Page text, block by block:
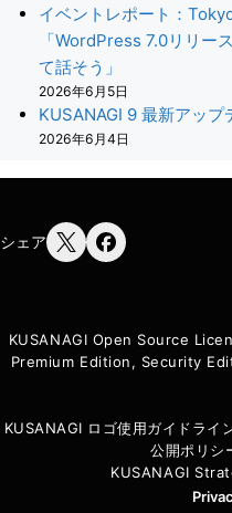
イベントレポート：
「WordPress 7.0リリー
て話そう」
2026年6月5日
KUSANAGI 9 最新アップ
2026年6月4日
シェア
KUSANAGI Open Source
Premium Edition, Security
KUSANAGI ロゴ使用ガイドライ
公開ポリシ
KUSANAGI